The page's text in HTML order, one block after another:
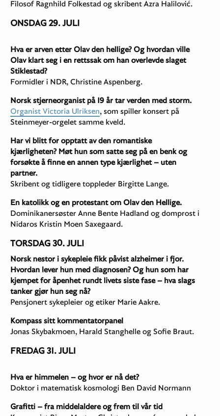
Filosof Ragnhild Folkestad og skribent Azra Halilović.
ONSDAG 29. JULI
Hva er arven etter Olav den hellige? Og hvordan ville
Olav klart seg i en rettssak om han overlevde slaget
Stiklestad?
Formidler i NDR, Christine Aspenberg.
Norsk stjerneorganist på 19 år tar verden med storm.
Organist Victoria Ulriksen, som spiller konsert på
Steinmeyer-orgelet samme kveld.
Har vi blitt for opptatt av den romantiske
kjærligheten? Møt hun som satte seg på en benk og
forsøkte å finne en annen type kjærlighet – uten
partner.
Skribent og tidligere toppleder Birgitte Lange.
En katolikk og en protestant om Olav den Hellige.
Dominikanersøster Anne Bente Hadland og domprost i
Nidaros Kristin Moen Saxegaard.
TORSDAG 30. JULI
Norsk nestor i sykepleie fikk påvist alzheimer i fjor.
Hvordan lever hun med diagnosen? Og hun som har
kjempet for åpenhet rundt livets siste fase – hva slags
tanker gjør hun seg nå?
Pensjonert sykepleier og etiker Marie Aakre.
Kompass sitt kommentatorpanel
Jonas Skybakmoen, Harald Stanghelle og Sofie Braut.
FREDAG 31. JULI
Hva er himmelen – og hvor er nå det?
Doktor i matematisk kosmologi Ben David Normann
Grafitti – fra middelaldere og frem til vår tid